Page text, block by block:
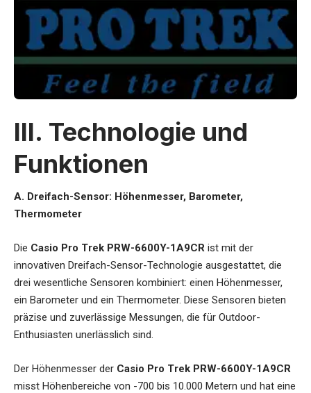
III. Technologie und
Funktionen
A. Dreifach-Sensor: Höhenmesser, Barometer,
Thermometer
Die Casio Pro Trek PRW-6600Y-1A9CR ist mit der
innovativen Dreifach-Sensor-Technologie ausgestattet, die
drei wesentliche Sensoren kombiniert: einen Höhenmesser,
ein Barometer und ein Thermometer. Diese Sensoren bieten
präzise und zuverlässige Messungen, die für Outdoor-
Enthusiasten unerlässlich sind.
Der Höhenmesser der Casio Pro Trek PRW-6600Y-1A9CR
misst Höhenbereiche von -700 bis 10.000 Metern und hat eine